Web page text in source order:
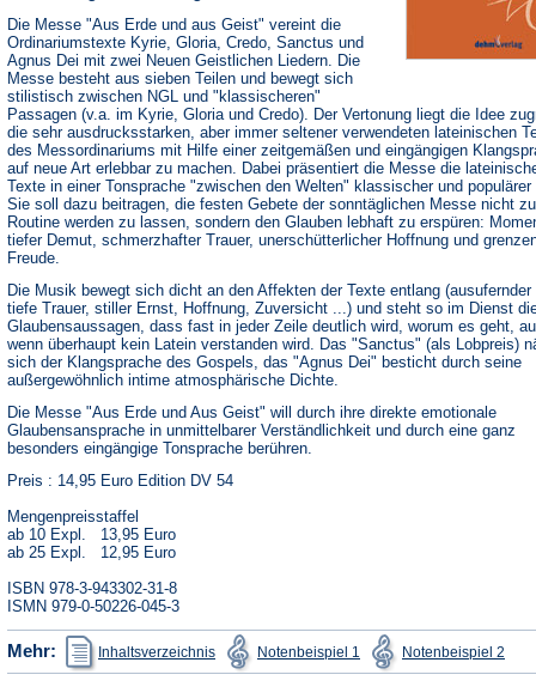
Die Messe "Aus Erde und aus Geist" vereint die
Ordinariumstexte Kyrie, Gloria, Credo, Sanctus und
Agnus Dei mit zwei Neuen Geistlichen Liedern. Die
Messe besteht aus sieben Teilen und bewegt sich
stilistisch zwischen NGL und "klassischeren"
Passagen (v.a. im Kyrie, Gloria und Credo). Der Vertonung liegt die Idee
die sehr ausdrucksstarken, aber immer seltener verwendeten lateinischen
des Messordinariums mit Hilfe einer zeitgemäßen und eingängigen
auf neue Art erlebbar zu machen. Dabei präsentiert die Messe die
Texte in einer Tonsprache "zwischen den Welten" klassischer und
Sie soll dazu beitragen, die festen Gebete der sonntäglichen Messe nicht
Routine werden zu lassen, sondern den Glauben lebhaft zu erspüren:
tiefer Demut, schmerzhafter Trauer, unerschütterlicher Hoffnung und
Freude.
Die Musik bewegt sich dicht an den Affekten der Texte entlang (ausufernder
tiefe Trauer, stiller Ernst, Hoffnung, Zuversicht ...) und steht so im Dienst
Glaubensaussagen, dass fast in jeder Zeile deutlich wird, worum es geht,
wenn überhaupt kein Latein verstanden wird. Das "Sanctus" (als Lobpreis)
sich der Klangsprache des Gospels, das "Agnus Dei" besticht durch seine
außergewöhnlich intime atmosphärische Dichte.
Die Messe "Aus Erde und Aus Geist" will durch ihre direkte emotionale
Glaubensansprache in unmittelbarer Verständlichkeit und durch eine ganz
besonders eingängige Tonsprache berühren.
Preis : 14,95 Euro Edition DV 54
Mengenpreisstaffel
ab 10 Expl. 13,95 Euro
ab 25 Expl. 12,95 Euro
ISBN 978-3-943302-31-8
ISMN 979-0-50226-045-3
Mehr: Inhaltsverzeichnis
(Öffnet
in
einem
Notenbeispiel 1
(Öffnet
in
einem
Notenbeispiel 2in